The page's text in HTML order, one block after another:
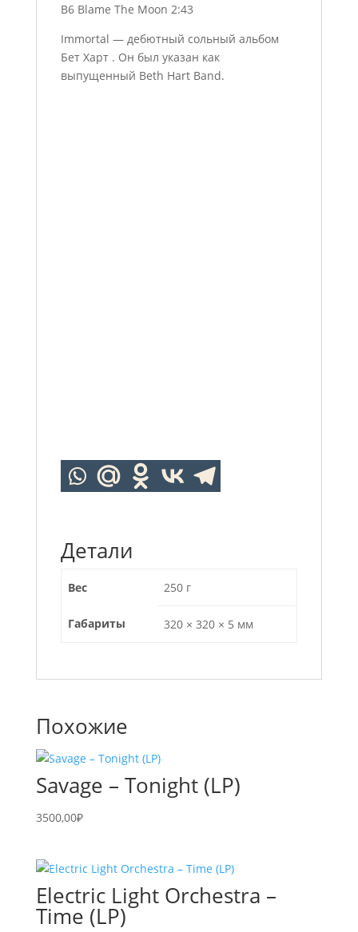
B6 Blame The Moon 2:43
Immortal — дебютный сольный альбом
Бет Харт . Он был указан как
выпущенный Beth Hart Band.
Детали
Вес 250 г
Габариты 320 × 320 × 5 мм
Похожие
Savage – Tonight (LP)
3500,00₽
Electric Light Orchestra –
Time (LP)